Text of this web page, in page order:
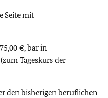
Seite mit
€, bar in
Tageskurs der
den bisherigen beruflichen